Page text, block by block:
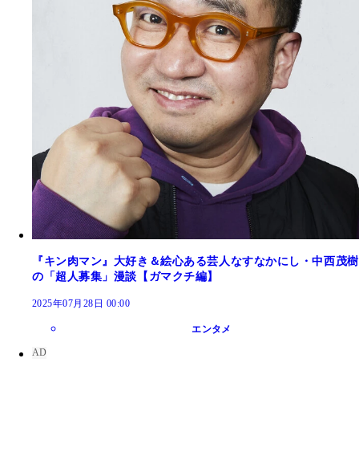
『キン肉マン』大好き＆絵心ある芸人なすなかにし・中西茂樹
の「超人募集」漫談【ガマクチ編】
2025年07月28日 00:00
エンタメ